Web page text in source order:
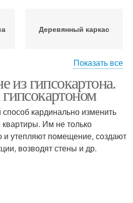
Деревянный каркас
Показать все
из гипсокартона.
кардинально изменить
Им не только
утепляют помещение, создают
возводят стены и др.